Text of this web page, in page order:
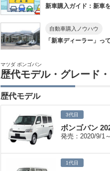
新車購入ガイド：新車
自動車購入ノウハウ
「新車ディーラー」っ
マツダ ボンゴバン
歴代モデル・グレード
歴代モデル
3代目
ボンゴバン
発売：2020/9/1～
1代目